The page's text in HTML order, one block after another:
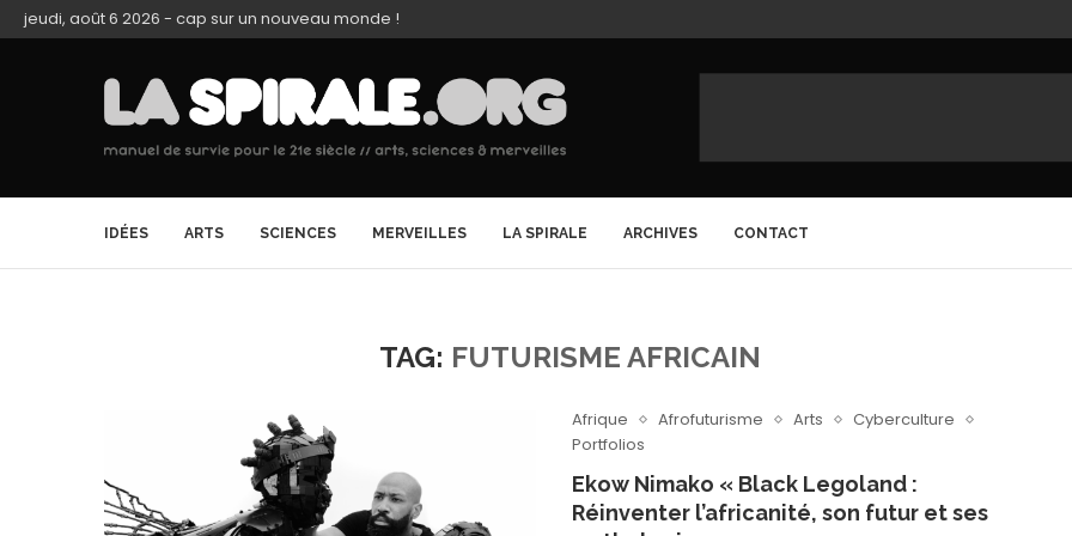
jeudi, août 6 2026 - cap sur un nouveau monde !
IDÉES ARTS SCIENCES MERVEILLES LA SPIRALE ARCHIVES CONTACT
TAG: FUTURISME AFRICAIN
Afrique Afrofuturisme Arts
Cyberculture
Portfolios
Ekow Nimako « Black Legoland :
Réinventer l’africanité, son futur et ses